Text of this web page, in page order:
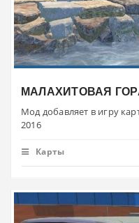
МАЛАХИТОВАЯ
Мод добавляет в игру
2016
Карты